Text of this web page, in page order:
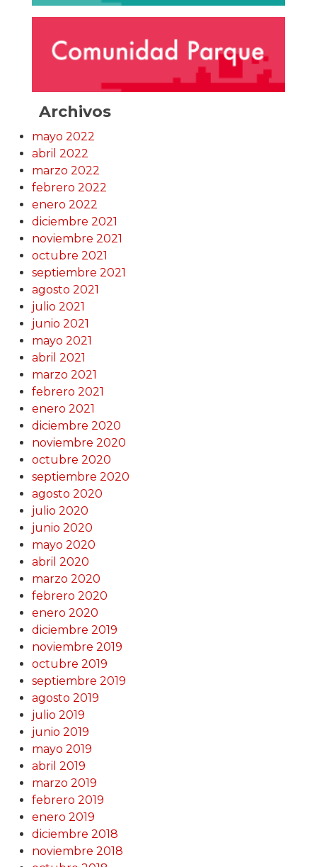
Archivos
mayo 2022
abril 2022
marzo 2022
febrero 2022
enero 2022
diciembre 2021
noviembre 2021
octubre 2021
septiembre 2021
agosto 2021
julio 2021
junio 2021
mayo 2021
abril 2021
marzo 2021
febrero 2021
enero 2021
diciembre 2020
noviembre 2020
octubre 2020
septiembre 2020
agosto 2020
julio 2020
junio 2020
mayo 2020
abril 2020
marzo 2020
febrero 2020
enero 2020
diciembre 2019
noviembre 2019
octubre 2019
septiembre 2019
agosto 2019
julio 2019
junio 2019
mayo 2019
abril 2019
marzo 2019
febrero 2019
enero 2019
diciembre 2018
noviembre 2018